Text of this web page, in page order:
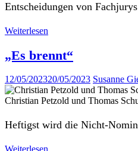
Entscheidungen von
Weiterlesen
„Es brennt“
12/05/202320/05/2023 Susanne
Christian Petzold und Thomas
Heftigst wird die Nicht-
Weiterlesen